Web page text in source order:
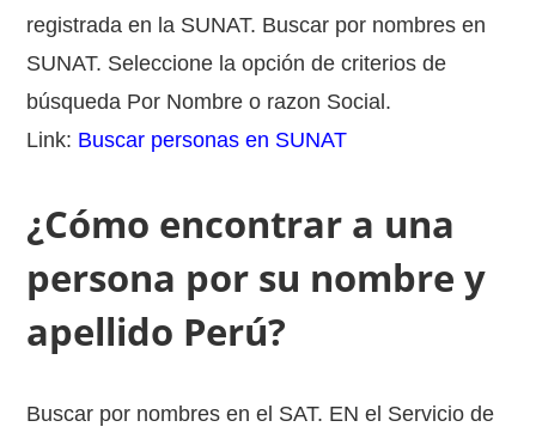
registrada en la SUNAT. Buscar por nombres en
SUNAT. Seleccione la opción de criterios de
búsqueda Por Nombre o razon Social.
Link: Buscar personas en SUNAT
¿Cómo encontrar a una
persona por su nombre y
apellido Perú?
Buscar por nombres en el SAT. EN el Servicio de